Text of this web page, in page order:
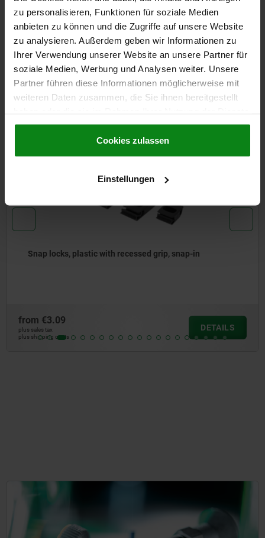
zu personalisieren, Funktionen für soziale Medien
anbieten zu können und die Zugriffe auf unsere Website
zu analysieren. Außerdem geben wir Informationen zu
Ihrer Verwendung unserer Website an unsere Partner für
soziale Medien, Werbung und Analysen weiter. Unsere
Partner führen diese Informationen möglicherweise mit
weiteren Daten zusammen, die Sie ihnen bereitgestellt
gesammelt haben.Cookie Richtlinien
Datenschutz|AGB
Cookies zulassen
Einstellungen
FORMS
DETAILS
DOWNLOADS
Other customers also bought
05596-42
Snap locks, plastic with recessed grip, snap-in
from €3.09
plus sales tax
plus shipping costs
DETAILS